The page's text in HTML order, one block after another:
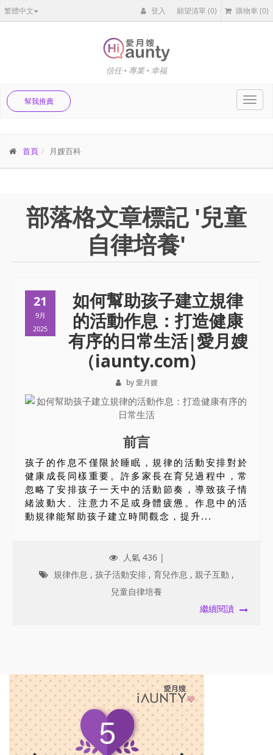
繁體中文 登入 願望清單(0) 購物車 (0)
信任 • 專業 • 幸福
幫我推薦
首頁 月嫂百科
部落格文章標記 '兒童
自律培養'
21
9月
2025
如何幫助孩子建立規律
的活動作息：打造健康
有序的日常生活|愛月嫂
（iaunty.com)
by 愛月嫂
前言
孩子的作息不僅限於睡眠，規律的活動安排對於
健康成長同樣重要。許多家長在育兒過程中，常
忽略了安排孩子一天中的活動節奏，導致孩子情
緒波動大、注意力不足或身體疲憊。作息中的活
動規律能幫助孩子建立時間觀念，提升...
人氣 436 |
規律作息 , 孩子活動安排 , 育兒作息 , 親子互動 ,
兒童自律培養
繼續閱讀